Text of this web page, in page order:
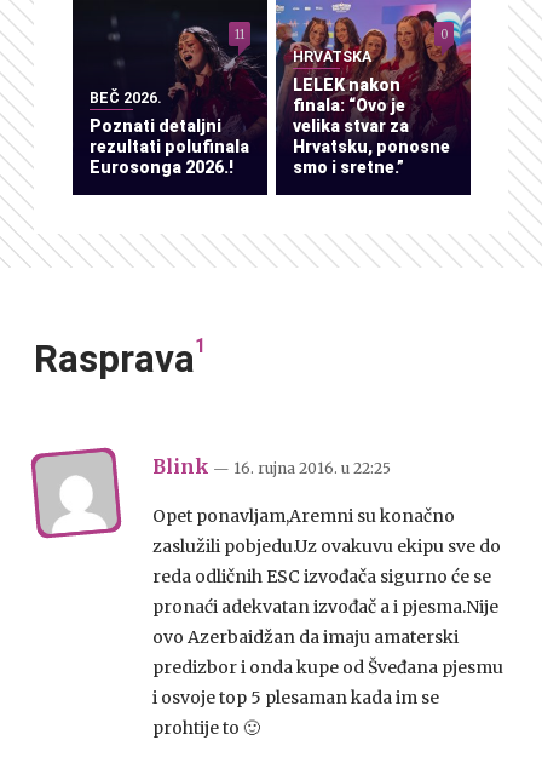
BEČ 2026.
Poznati detaljni
rezultati polufinala
Eurosonga 2026.!
11
HRVATSKA
LELEK nakon
finala: “Ovo je
velika stvar za
Hrvatsku, ponosne
smo i sretne.”
0
Rasprava1
Blink — 16. rujna 2016. u 22:25
Opet ponavljam,Aremni su konačno
zaslužili pobjedu.Uz ovakuvu ekipu sve do
reda odličnih ESC izvođača sigurno će se
pronaći adekvatan izvođač a i pjesma.Nije
ovo Azerbaidžan da imaju amaterski
predizbor i onda kupe od Šveđana pjesmu
i osvoje top 5 plesaman kada im se
prohtije to 🙂